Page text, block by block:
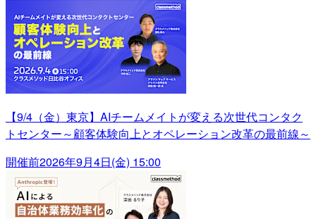
【9/4（金）東京】AIチームメイトが変える次世代コンタク
トセンター～顧客体験向上とオペレーション改革の最前線～
開催前2026年9月4日(金) 15:00